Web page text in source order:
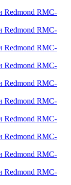
Redmond RMC-
Redmond RMC-
Redmond RMC-
Redmond RMC-
Redmond RMC-
Redmond RMC-
Redmond RMC-
Redmond RMC-
Redmond RMC-
Redmond RMC-